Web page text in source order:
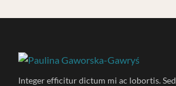
Integer efficitur dictum mi ac lobortis. Sed